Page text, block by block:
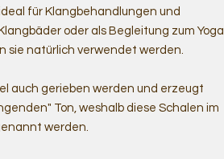
für Klangbehandlungen und
oder als Begleitung zum Yoga
sie natürlich verwendet werden.
auch gerieben werden und erzeugt
Ton, weshalb diese Schalen im
werden.